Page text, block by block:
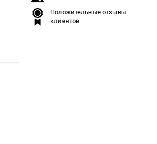
Положительные отзывы
клиентов